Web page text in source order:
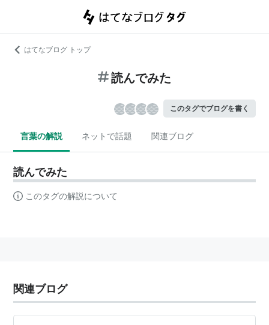
はてなブログ トップ
読んでみた
このタグでブログを書く
言葉の解説 ネットで話題 関連ブログ
読んでみた
このタグの解説について
関連ブログ